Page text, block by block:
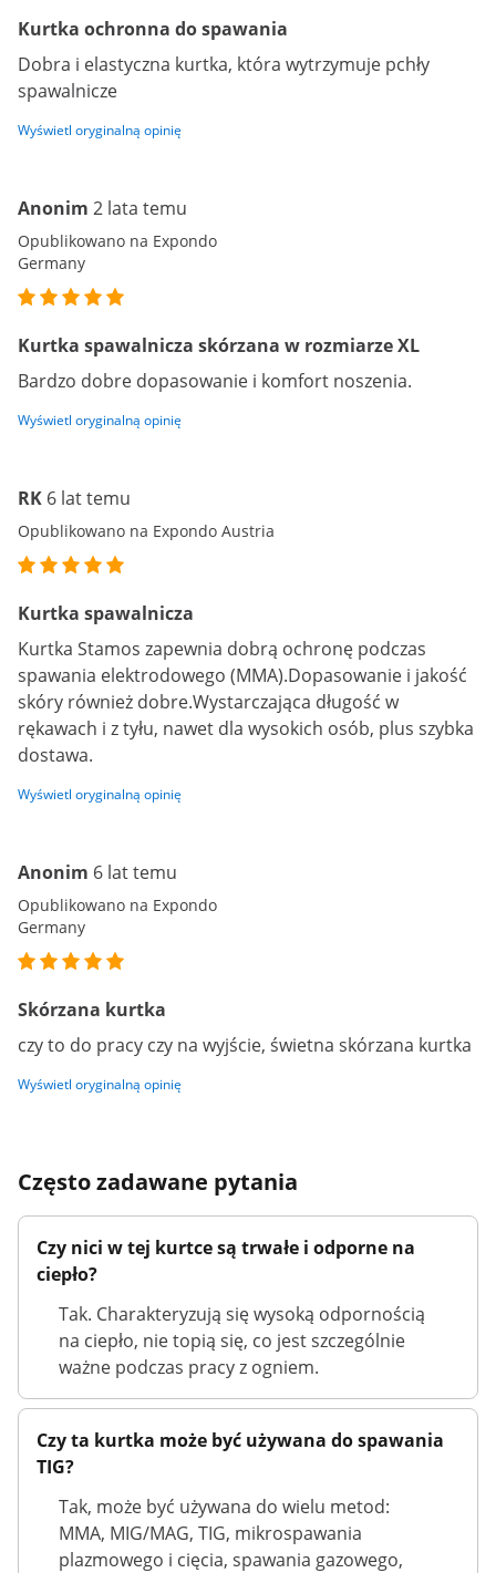
Kurtka ochronna do spawania
Dobra i elastyczna kurtka, która wytrzymuje pchły
spawalnicze
Wyświetl oryginalną opinię
Anonim 2 lata temu
Opublikowano na Expondo
Germany
Kurtka spawalnicza skórzana w rozmiarze XL
Bardzo dobre dopasowanie i komfort noszenia.
Wyświetl oryginalną opinię
RK 6 lat temu
Opublikowano na Expondo Austria
Kurtka spawalnicza
Kurtka Stamos zapewnia dobrą ochronę podczas
spawania elektrodowego (MMA).Dopasowanie i jakość
skóry również dobre.Wystarczająca długość w
rękawach i z tyłu, nawet dla wysokich osób, plus szybka
dostawa.
Wyświetl oryginalną opinię
Anonim 6 lat temu
Opublikowano na Expondo
Germany
Skórzana kurtka
czy to do pracy czy na wyjście, świetna skórzana kurtka
Wyświetl oryginalną opinię
Często zadawane pytania
Czy nici w tej kurtce są trwałe i odporne na
ciepło?
Tak. Charakteryzują się wysoką odpornością
na ciepło, nie topią się, co jest szczególnie
ważne podczas pracy z ogniem.
Czy ta kurtka może być używana do spawania
TIG?
Tak, może być używana do wielu metod:
MMA, MIG/MAG, TIG, mikrospawania
plazmowego i cięcia, spawania gazowego,